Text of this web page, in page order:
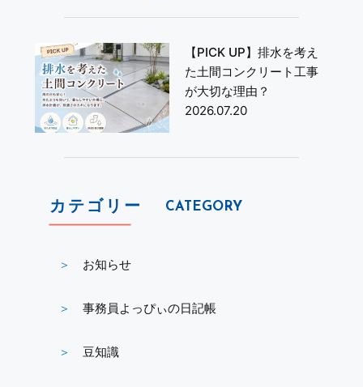
【PICK UP】排水を考え
た土間コンクリート工事
が大切な理由？
2026.07.20
カテゴリー CATEGORY
お知らせ
事務員よっぴぃの日記帳
豆知識